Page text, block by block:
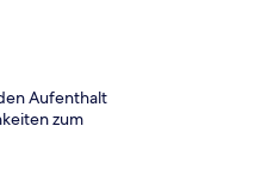
Aufenthalt
zum